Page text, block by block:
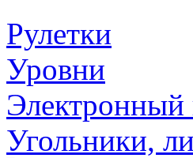
Рулетки
Уровни
Электронный
Угольники,